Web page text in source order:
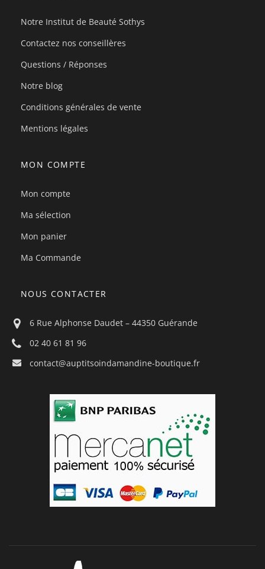
Notre Institut de Beauté Sothys
Contactez nos conseillères
Questions / Réponses
Notre blog
Conditions générales de vente
Mentions légales
MON COMPTE
Mon compte
Ma sélection
Mon panier
Ma Commande
NOUS CONTACTER
6 Rue Alphonse Daudet – 44350 Guérande
02 40 61 81 96
contact@auptitsoindamandine-boutique.fr